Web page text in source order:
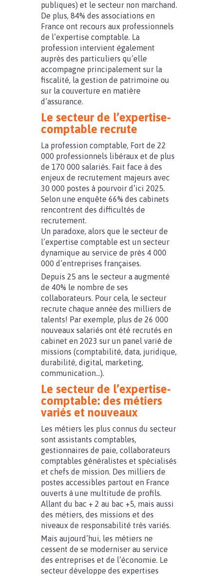
publiques) et le secteur non marchand.
De plus, 84% des associations en
France ont recours aux professionnels
de l’expertise comptable. La
profession intervient également
auprès des particuliers qu’elle
accompagne principalement sur la
fiscalité, la gestion de patrimoine ou
sur la couverture en matière
d’assurance.
Le secteur de l’expertise-
comptable recrute
La profession comptable, Fort de 22
000 professionnels libéraux et de plus
de 170 000 salariés. Fait face à des
enjeux de recrutement majeurs avec
30 000 postes à pourvoir d’ici 2025.
Selon une enquête 66% des cabinets
rencontrent des difficultés de
recrutement.
Un paradoxe, alors que le secteur de
l’expertise comptable est un secteur
dynamique au service de près 4 000
000 d’entreprises françaises.
Depuis 25 ans le secteur a augmenté
de 40% le nombre de ses
collaborateurs. Pour cela, le secteur
recrute chaque année des milliers de
talents! Par exemple, plus de 26 000
nouveaux salariés ont été recrutés en
cabinet en 2023 sur un panel varié de
missions (comptabilité, data, juridique,
durabilité, digital, marketing,
communication…).
Le secteur de l’expertise-
comptable: des métiers
variés et nouveaux
Les métiers les plus connus du secteur
sont assistants comptables,
gestionnaires de paie, collaborateurs
comptables généralistes et spécialisés
et chefs de mission. Des milliers de
postes accessibles partout en France
ouverts à une multitude de profils.
Allant du bac + 2 au bac +5, mais aussi
des métiers, des missions et des
niveaux de responsabilité très variés.
Mais aujourd’hui, les métiers ne
cessent de se moderniser au service
des entreprises et de l’économie. Le
secteur développe des expertises